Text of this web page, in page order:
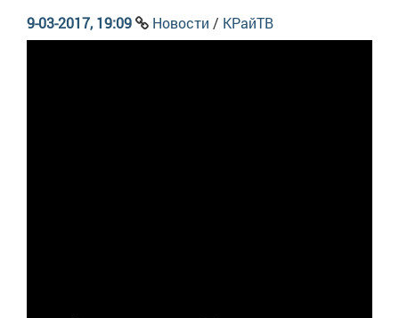
9-03-2017, 19:09 Новости / КРайТВ